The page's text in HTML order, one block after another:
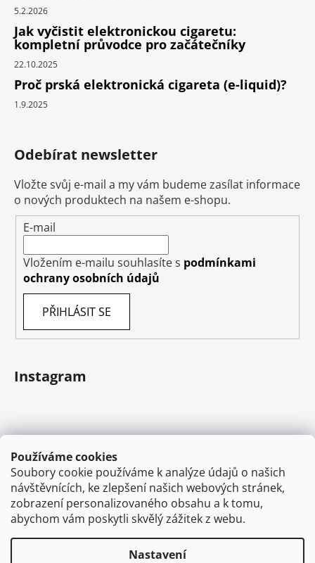
Používáme cookies
Soubory cookie používáme k analýze údajů o našich
návštěvnících, ke zlepšení našich webových stránek,
zobrazení personalizovaného obsahu a k tomu,
abychom vám poskytli skvělý zážitek z webu.
Nastavení
5.2.2026
Jak vyčistit elektronickou cigaretu:
kompletní průvodce pro začátečníky
22.10.2025
Proč prská elektronická cigareta (e-liquid)?
1.9.2025
Odebírat newsletter
Vložte svůj e-mail a my vám budeme zasílat informace
o nových produktech na našem e-shopu.
E-mail
Vložením e-mailu souhlasíte s podmínkami
ochrany osobních údajů
PŘIHLÁSIT SE
Instagram
Sledovat na Instagramu